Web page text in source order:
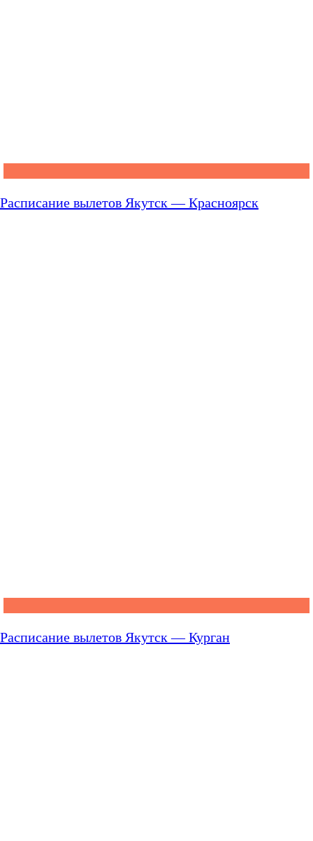
Расписание вылетов Якутск — Красноярск
Расписание вылетов Якутск — Курган